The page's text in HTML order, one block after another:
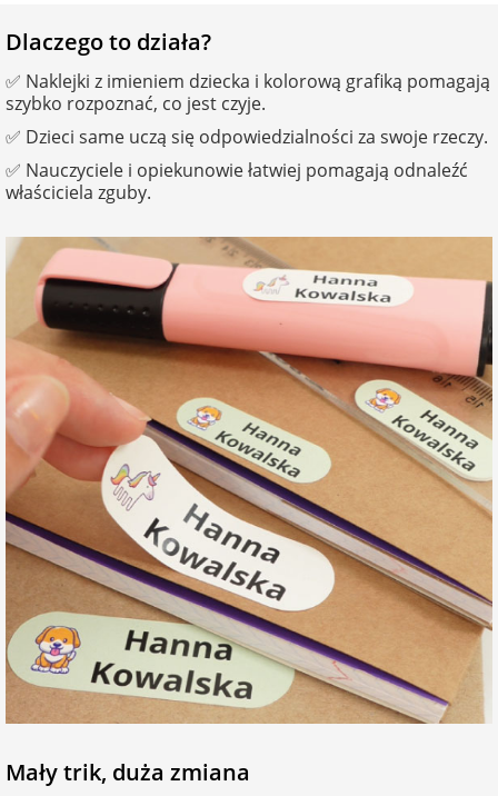
Dlaczego to działa?
✅ Naklejki z imieniem dziecka i kolorową grafiką pomagają
szybko rozpoznać, co jest czyje.
✅ Dzieci same uczą się odpowiedzialności za swoje rzeczy.
✅ Nauczyciele i opiekunowie łatwiej pomagają odnaleźć
właściciela zguby.
Mały trik, duża zmiana